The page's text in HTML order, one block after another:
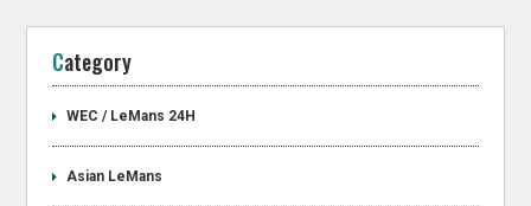
Category
WEC / LeMans 24H
Asian LeMans